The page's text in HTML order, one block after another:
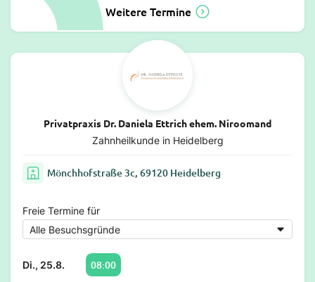
Weitere Termine
Privatpraxis Dr. Daniela Ettrich ehem. Niroomand
Zahnheilkunde in Heidelberg
Mönchhofstraße 3c, 69120 Heidelberg
Freie Termine für
Di., 25.8. 08:00